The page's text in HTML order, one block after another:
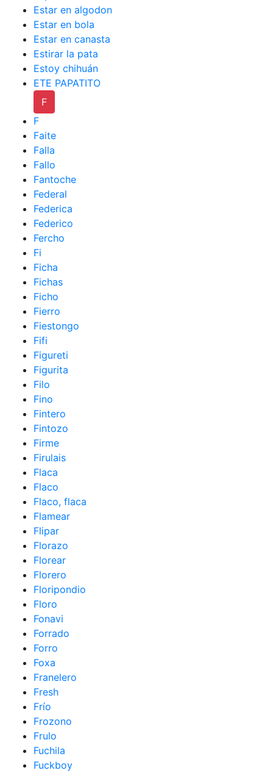
Estar en algodon
Estar en bola
Estar en canasta
Estirar la pata
Estoy chihuán
ETE PAPATITO
F
F
Faite
Falla
Fallo
Fantoche
Federal
Federica
Federico
Fercho
Fi
Ficha
Fichas
Ficho
Fierro
Fiestongo
Fifi
Figureti
Figurita
Filo
Fino
Fintero
Fintozo
Firme
Firulais
Flaca
Flaco
Flaco, flaca
Flamear
Flipar
Florazo
Florear
Florero
Floripondio
Floro
Fonavi
Forrado
Forro
Foxa
Franelero
Fresh
Frío
Frozono
Frulo
Fuchila
Fuckboy